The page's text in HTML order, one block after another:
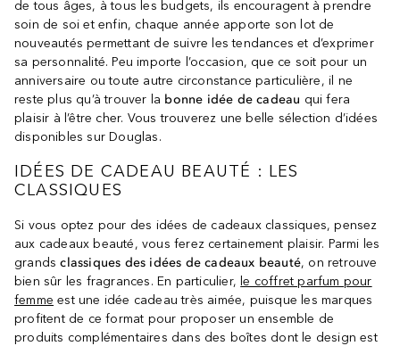
de tous âges, à tous les budgets, ils encouragent à prendre
soin de soi et enfin, chaque année apporte son lot de
nouveautés permettant de suivre les tendances et d’exprimer
sa personnalité. Peu importe l’occasion, que ce soit pour un
anniversaire ou toute autre circonstance particulière, il ne
reste plus qu’à trouver la bonne idée de cadeau qui fera
plaisir à l’être cher. Vous trouverez une belle sélection d’idées
disponibles sur Douglas.
IDÉES DE CADEAU BEAUTÉ : LES
CLASSIQUES
Si vous optez pour des idées de cadeaux classiques, pensez
aux cadeaux beauté, vous ferez certainement plaisir. Parmi les
grandsclassiques des idées de cadeaux beauté, on retrouve
bien sûr les fragrances. En particulier, le coffret parfum pour
femme est une idée cadeau très aimée, puisque les marques
profitent de ce format pour proposer un ensemble de
produits complémentaires dans des boîtes dont le design est